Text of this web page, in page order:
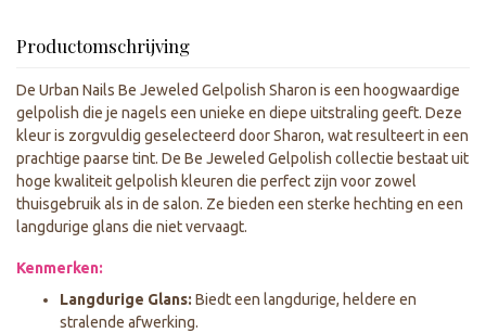
Productomschrijving
De Urban Nails Be Jeweled Gelpolish Sharon is een hoogwaardige
gelpolish die je nagels een unieke en diepe uitstraling geeft. Deze
kleur is zorgvuldig geselecteerd door Sharon, wat resulteert in een
prachtige paarse tint. De Be Jeweled Gelpolish collectie bestaat uit
hoge kwaliteit gelpolish kleuren die perfect zijn voor zowel
thuisgebruik als in de salon. Ze bieden een sterke hechting en een
langdurige glans die niet vervaagt.
Kenmerken:
Langdurige Glans: Biedt een langdurige, heldere en
stralende afwerking.